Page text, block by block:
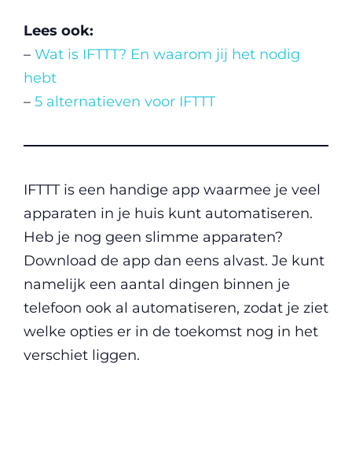
Lees ook:
– Wat is IFTTT? En waarom jij het nodig
hebt
– 5 alternatieven voor IFTTT
IFTTT is een handige app waarmee je veel
apparaten in je huis kunt automatiseren.
Heb je nog geen slimme apparaten?
Download de app dan eens alvast. Je kunt
namelijk een aantal dingen binnen je
telefoon ook al automatiseren, zodat je ziet
welke opties er in de toekomst nog in het
verschiet liggen.